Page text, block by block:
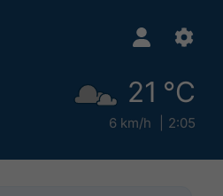
21 °C
6 km/h 2:05